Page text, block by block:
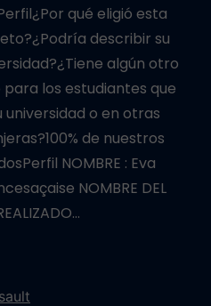
qué eligió esta
describir su
algún otro
los estudiantes que
universidad o en otras
de nuestros
NOMBRE : Eva
NOMBRE DEL